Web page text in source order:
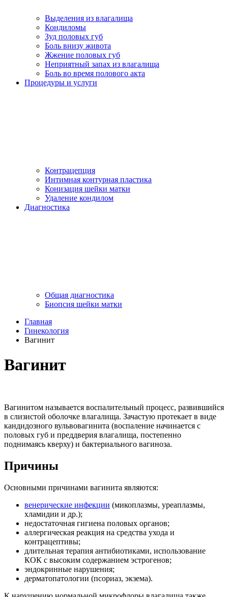
Выделения из влагалища
Кондиломы
Зуд половых губ
Боль внизу живота
Жжение половых губ
Неприятный запах из влагалища
Боль во время полового акта
Процедуры и услуги
Контрацепция
Интимная контурная пластика
Конизация шейки матки
Удаление кондилом
Диагностика
Общая диагностика
Биопсия шейки матки
Главная
Гинекология
Вагинит
Вагинит
Вагинитом называется воспалительный процесс, развившийся
в слизистой оболочке влагалища. Зачастую протекает в виде
кандидозного вульвовагинита (воспаление начинается с
половых губ и преддверия влагалища, постепенно
поднимаясь кверху) и бактериального вагиноза.
Причины
Основными причинами вагинита являются:
венерические инфекции (микоплазмы, уреаплазмы,
хламидии и др.);
недостаточная гигиена половых органов;
аллергическая реакция на средства ухода и
контрацептивы;
длительная терапия антибиотиками, использование
КОК с высоким содержанием эстрогенов;
эндокринные нарушения;
дерматопатологии (псориаз, экзема).